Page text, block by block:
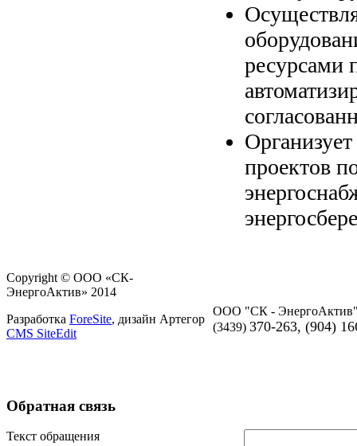
ресурсами
проектов
Copyright © ООО «СК-
ЭнергоАктив» 2014
Разработка ForeSite, дизайн Артегор
CMS SiteEdit
ООО "СК -
(3439) 370-263, (904)
Обратная связь
Текст обращения